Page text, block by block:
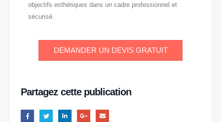
objectifs esthétiques dans un cadre professionnel et
sécurisé.
DEMANDER UN DEVIS GRATUIT
Partagez cette publication